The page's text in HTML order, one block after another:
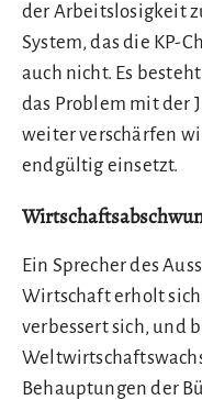
der Arbeitslosigkeit
System, das die KP-
auch nicht. Es
das Problem mit der
weiter verschärfen
endgültig einsetzt.
Ein Sprecher des
Wirtschaft erholt
verbessert sich, und
Behauptungen der